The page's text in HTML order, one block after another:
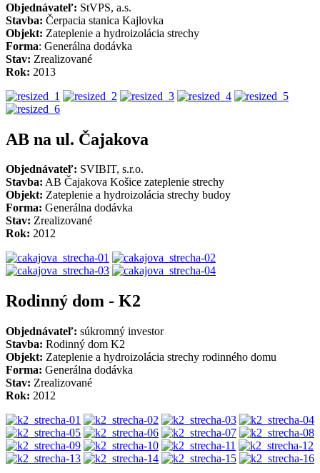
Objednávateľ: StVPS, a.s.
Stavba: Čerpacia stanica Kajlovka
Objekt: Zateplenie a hydroizolácia strechy
Forma: Generálna dodávka
Stav: Zrealizované
Rok: 2013
AB na ul. Čajakova
Objednávateľ: SVIBIT, s.r.o.
Stavba: AB Čajakova Košice zateplenie strechy
Objekt: Zateplenie a hydroizolácia strechy budoy
Forma: Generálna dodávka
Stav: Zrealizované
Rok: 2012
Rodinný dom - K2
Objednávateľ: súkromný investor
Stavba: Rodinný dom K2
Objekt: Zateplenie a hydroizolácia strechy rodinného domu
Forma: Generálna dodávka
Stav: Zrealizované
Rok: 2012